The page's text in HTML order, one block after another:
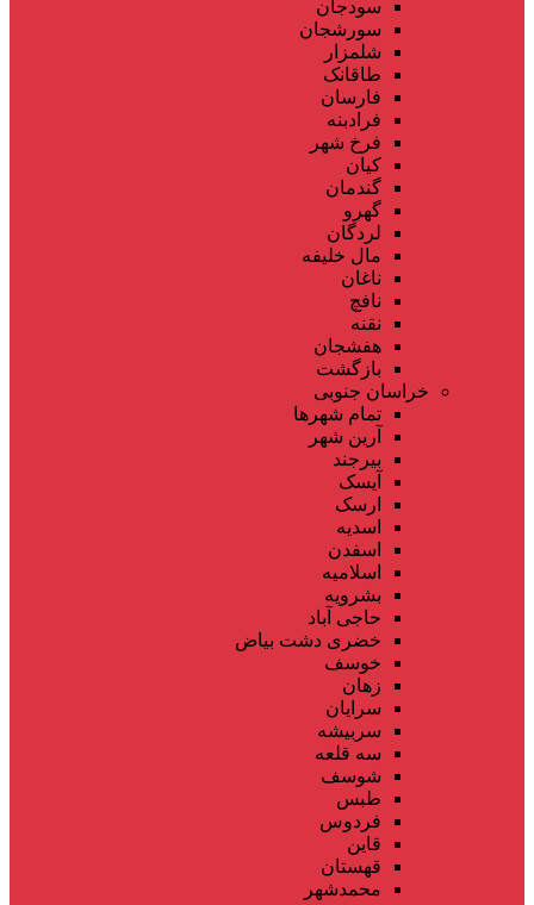
سودجان
سورشجان
شلمزار
طاقانک
فارسان
فرادبنه
فرخ شهر
کیان
گندمان
گهرو
لردگان
مال خلیفه
ناغان
نافچ
نقنه
هفشجان
بازگشت
خراسان جنوبی
تمام شهر‌ها
آرین شهر
بیرجند
آیسک
ارسک
اسدیه
اسفدن
اسلامیه
بشرویه
حاجی آباد
خضری دشت بیاض
خوسف
زهان
سرایان
سربیشه
سه قلعه
شوسف
طبس
فردوس
قاین
قهستان
محمدشهر